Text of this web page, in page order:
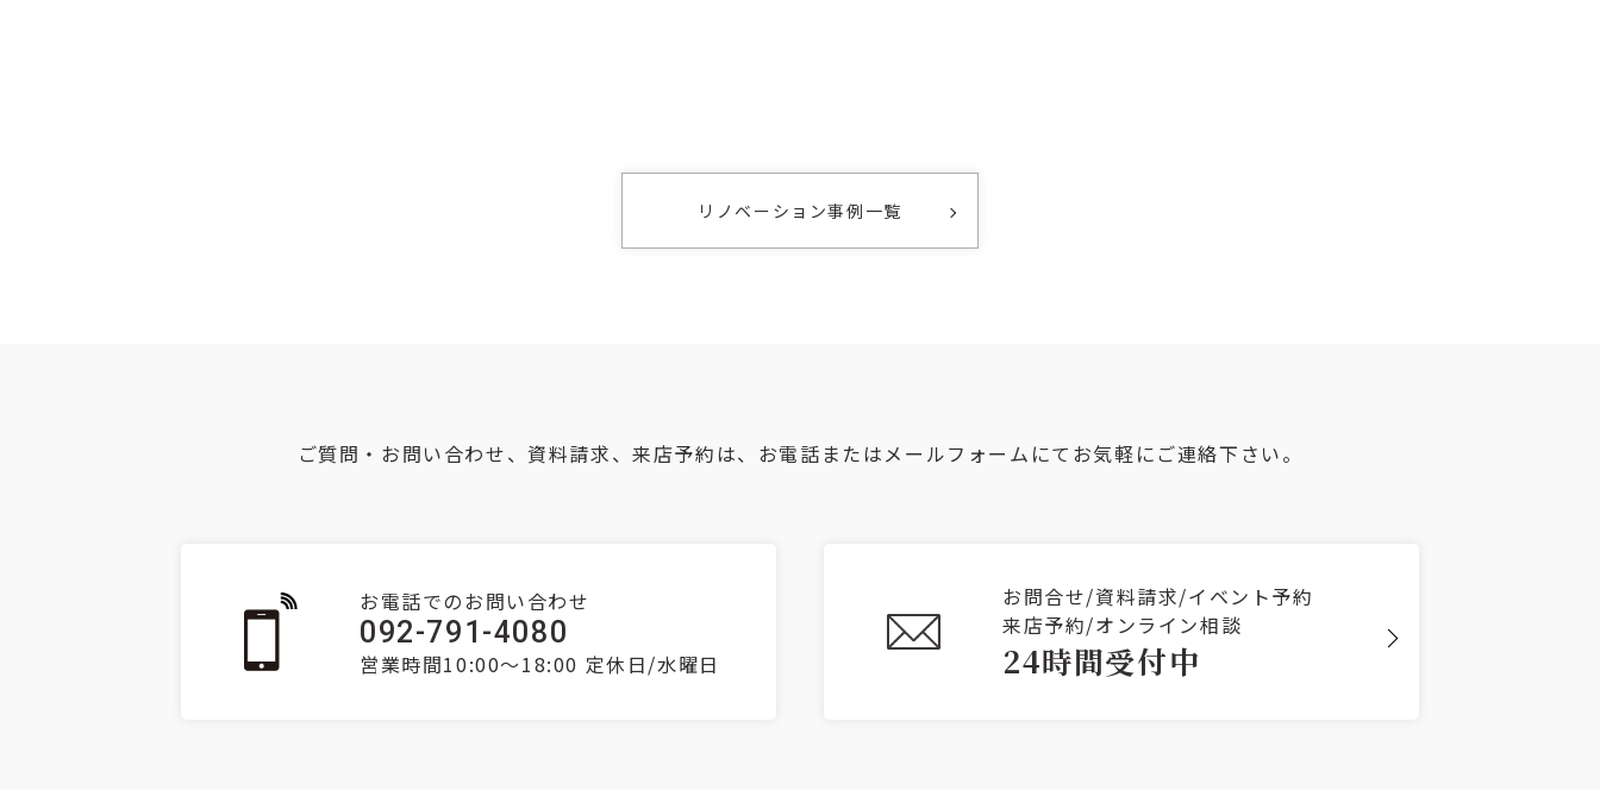
リノベーション事例一覧
ご質問・お問い合わせ、資料請求、来店予約は、お電話またはメールフォームにてお気軽にご連絡下さい。
お電話でのお問い合わせ
092-791-4080
営業時間10:00～18:00 定休日/水曜日
お問合せ/資料請求/イベント予約
来店予約/オンライン相談
24時間受付中